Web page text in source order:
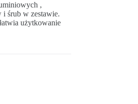
,
śrub w zestawie.
użytkowanie